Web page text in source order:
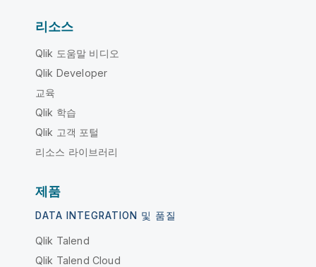
리소스
Qlik 도움말 비디오
Qlik Developer
교육
Qlik 학습
Qlik 고객 포털
리소스 라이브러리
제품
DATA INTEGRATION 및 품질
Qlik Talend
Qlik Talend Cloud